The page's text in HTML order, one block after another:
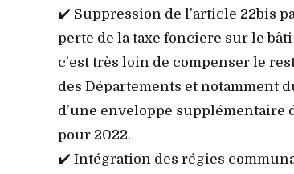
✔️ Suppression de l’article 22bis
perte de la taxe fonciere sur le bâti
c’est très loin de compenser le
des Départements et notamment
d’une enveloppe supplémentaire
pour 2022.
✔️ Intégration des régies